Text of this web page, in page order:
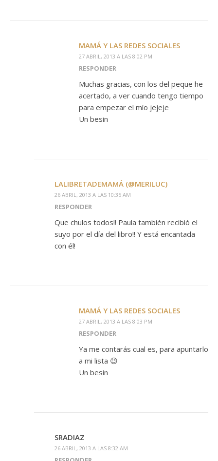
MAMÁ Y LAS REDES SOCIALES
27 ABRIL, 2013 A LAS 8:02 PM
RESPONDER
Muchas gracias, con los del peque he
acertado, a ver cuando tengo tiempo
para empezar el mío jejeje
Un besin
LALIBRETADEMAMÁ (@MERILUC)
26 ABRIL, 2013 A LAS 10:35 AM
RESPONDER
Que chulos todos!! Paula también recibió el
suyo por el día del libro!! Y está encantada
con él!
MAMÁ Y LAS REDES SOCIALES
27 ABRIL, 2013 A LAS 8:03 PM
RESPONDER
Ya me contarás cual es, para apuntarlo
a mi lista 😉
Un besin
SRADIAZ
26 ABRIL, 2013 A LAS 8:32 AM